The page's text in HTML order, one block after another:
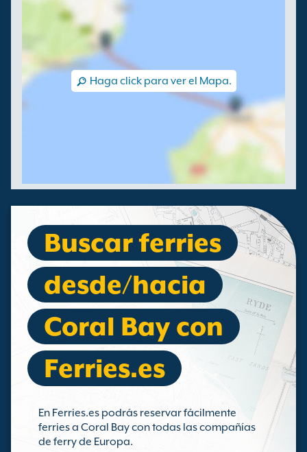
Haga click para ver el Mapa.
Buscar ferries
desde/hacia
Coral Bay con
Ferries.es
En Ferries.es podrás reservar fácilmente
ferries a Coral Bay con todas las compañías
de ferry de Europa.